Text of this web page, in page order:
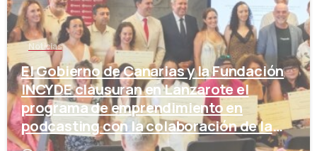
Noticias
El Gobierno de Canarias y la Fundación
INCYDE clausuran en Lanzarote el
programa de emprendimiento en
podcasting con la colaboración de la
Cámara de Comercio